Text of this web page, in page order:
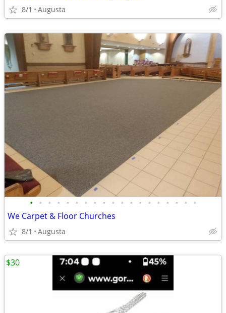
8/1 Augusta
• • • • • • • • • • • • • • • • • • •
We Carpet & Floor Churches
8/1 Augusta
$30